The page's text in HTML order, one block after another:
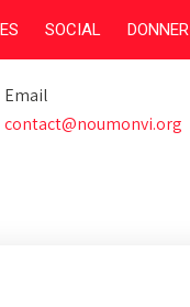
SOCIAL DONNER
Email
contact@noumonvi.org